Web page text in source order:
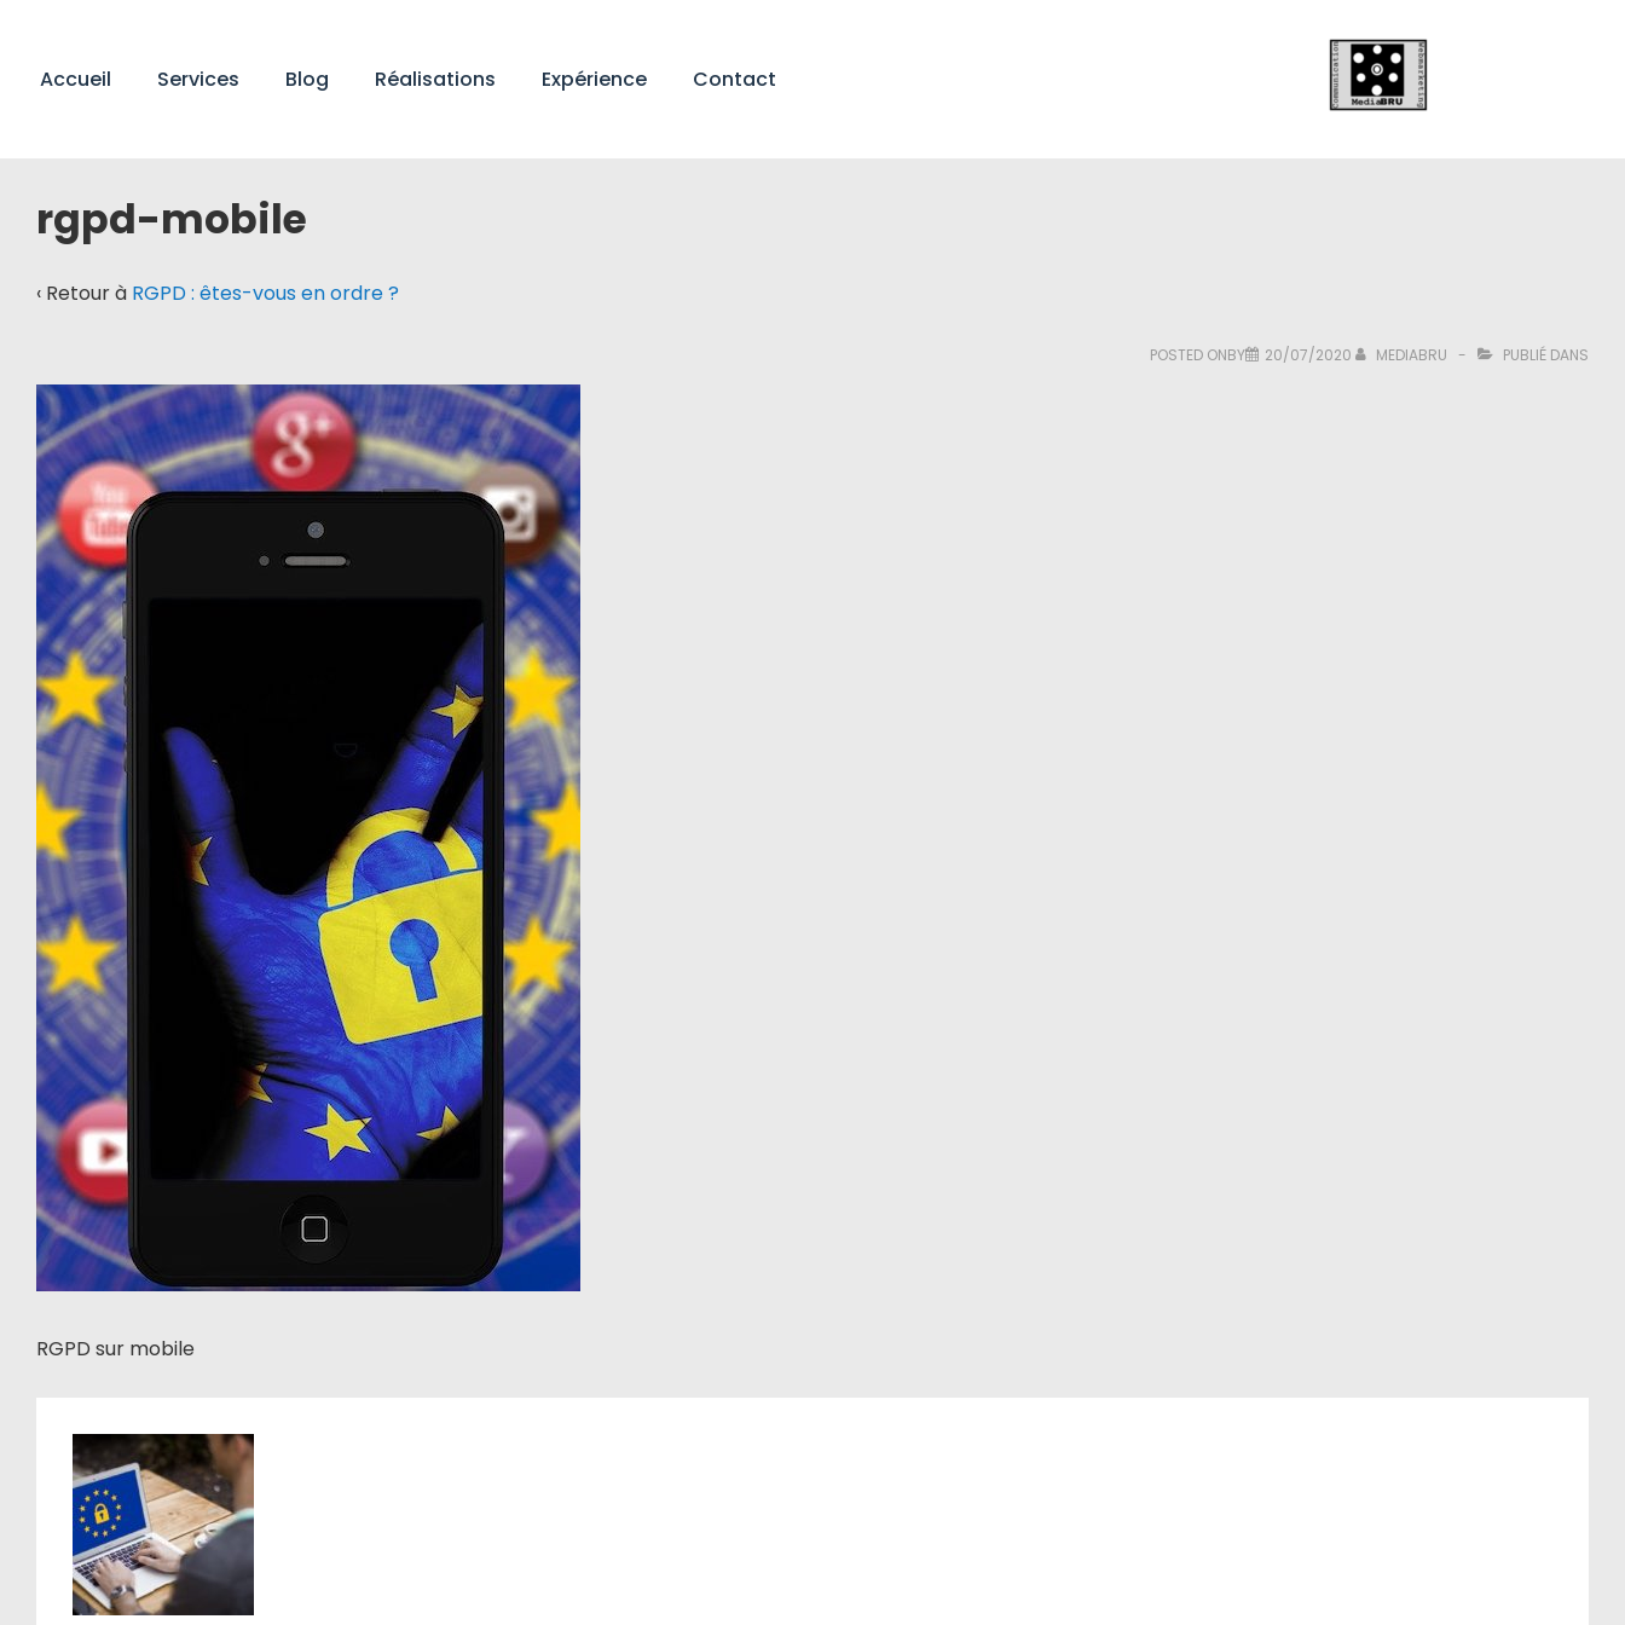
Main
Accueil Services Blog Réalisations Expérience Contact
rgpd-mobile
‹ Retour à RGPD : êtes-vous en ordre ?
POSTED ONBY 20/07/2020 MEDIABRU PUBLIÉ DANS
RGPD sur mobile